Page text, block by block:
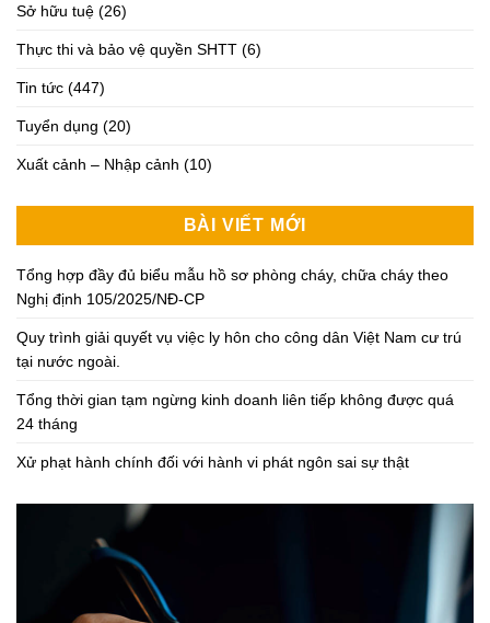
Sở hữu tuệ (26)
Thực thi và bảo vệ quyền SHTT (6)
Tin tức (447)
Tuyển dụng (20)
Xuất cảnh – Nhập cảnh (10)
BÀI VIẾT MỚI
Tổng hợp đầy đủ biểu mẫu hồ sơ phòng cháy, chữa cháy theo
Nghị định 105/2025/NĐ-CP
Quy trình giải quyết vụ việc ly hôn cho công dân Việt Nam cư trú
tại nước ngoài.
Tổng thời gian tạm ngừng kinh doanh liên tiếp không được quá
24 tháng
Xử phạt hành chính đối với hành vi phát ngôn sai sự thật